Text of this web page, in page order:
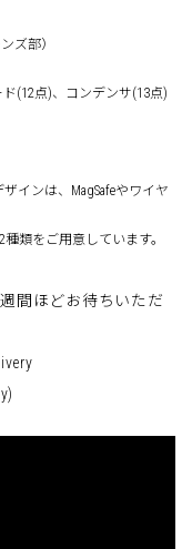
ズ部）
(12点)、コンデンサ(13点)
インは、MagSafeやワイヤ
種類をご用意しています。
間ほどお待ちいただ